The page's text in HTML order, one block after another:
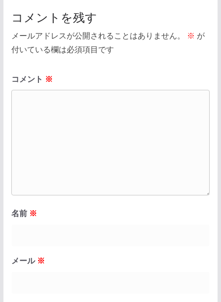
コメントを残す
メールアドレスが公開されることはありません。 ※ が
付いている欄は必須項目です
コメント ※
名前 ※
メール ※